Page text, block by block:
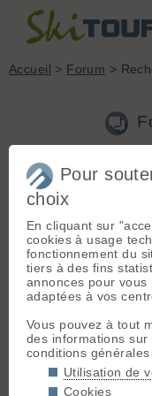
Accueil > Forum >
Nouveau sujet|Voir
11 résultats
Ski en Norvège
Propos agressifs
Ski en Norvège
ta contribution.
Ski en Norvège
Je valide, trajet en
Pour
choix
En cliquant sur
cookies à usage
fonctionnement du
tiers à des fins
annonces pour
adaptées à vos
Vous pouvez à tout
des informations
conditions
Utilisation de
Cookies